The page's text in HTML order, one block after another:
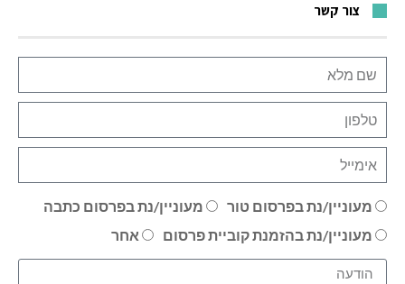
צור קשר
מעוניין/נת בפרסום טור
מעוניין/נת בפרסום כתבה
מעוניין/נת בהזמנת קוביית פרסום
אחר